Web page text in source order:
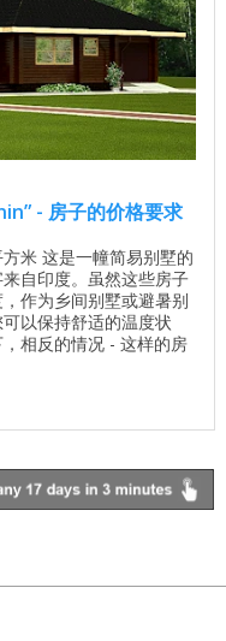
- 房子的价格要求
米 这是一幢简易别墅的
自印度。虽然这些房子
作为乡间别墅或避暑别
以保持舒适的温度状
相反的情况 - 这样的房
还提供49平方米的露
的简易别墅 房间数量 3
体积 71.70立方米 ...